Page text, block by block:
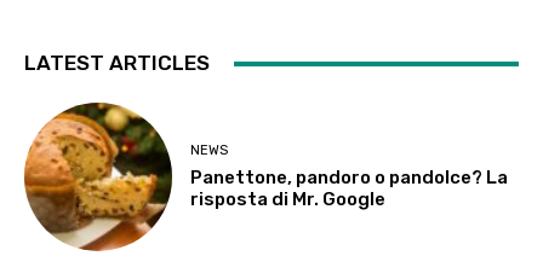
LATEST ARTICLES
NEWS
Panettone, pandoro o pandolce? La
risposta di Mr. Google